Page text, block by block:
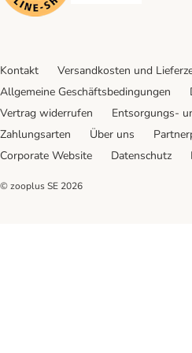
Kontakt Versandkosten und
Allgemeine Geschäftsbedingungen
Vertrag widerrufen
Entsorgungs-
Zahlungsarten
Über uns
Corporate Website
Datenschutz
© zooplus SE 2026